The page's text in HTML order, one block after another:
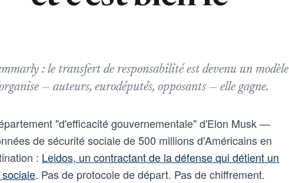
: le transfert de responsabilité est devenu un modèle
— auteurs, eurodéputés, opposants — elle gagne.
"d'efficacité gouvernementale" d'Elon Musk —
de sécurité sociale de 500 millions d'Américains en
: Leidos, un contractant de la défense qui détient un
. Pas de protocole de départ. Pas de chiffrement.